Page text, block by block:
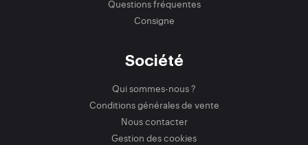
Questions fréquentes
Consigne
Société
Qui sommes-nous ?
Conditions générales de vente
Nous contacter
Gestion des cookies